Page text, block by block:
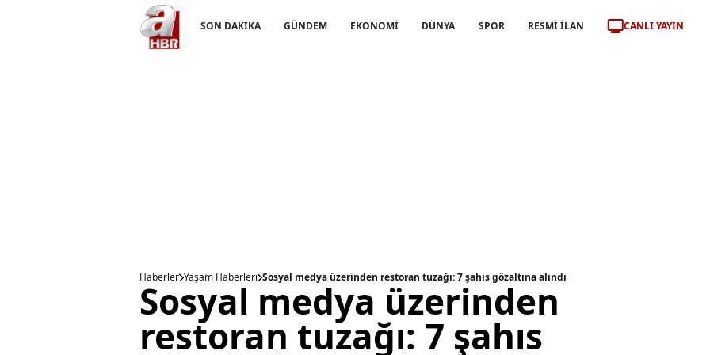
SON DAKİKA GÜNDEM EKONOMİ DÜNYA SPOR RESMİ İLAN CANLI YAYIN
Haberler Yaşam Haberleri Sosyal medya üzerinden restoran tuzağı: 7 şahıs gözaltına alındı
Sosyal medya üzerinden
restoran tuzağı: 7 şahıs